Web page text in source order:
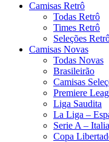
Camisas Retrô
Todas Retrô
Times Retrô
Seleções
Camisas Novas
Todas Novas
Brasileirão
Camisas
Premiere
Liga Saudita
La Liga –
Serie A – Italia
Copa